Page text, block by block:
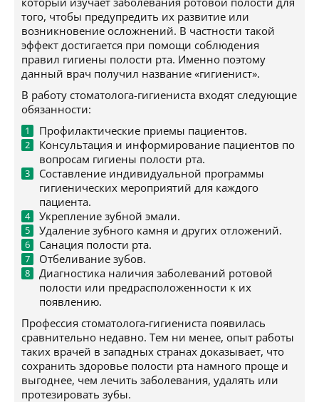
того, чтобы предупредить их развитие или
возникновение осложнений. В частности такой
эффект достигается при помощи соблюдения
правил гигиены полости рта. Именно поэтому
данный врач получил название «гигиенист».
В работу стоматолога-гигиениста входят следующие
обязанности:
Профилактические приемы пациентов.
Консультация и информирование пациентов по
вопросам гигиены полости рта.
Составление индивидуальной программы
гигиенических мероприятий для каждого
пациента.
Укрепление зубной эмали.
Удаление зубного камня и других отложений.
Санация полости рта.
Отбеливание зубов.
Диагностика наличия заболеваний ротовой
полости или предрасположенности к их
появлению.
Профессия стоматолога-гигиениста появилась
сравнительно недавно. Тем ни менее, опыт работы
таких врачей в западных странах доказывает, что
сохранить здоровье полости рта намного проще и
выгоднее, чем лечить заболевания, удалять или
протезировать зубы.